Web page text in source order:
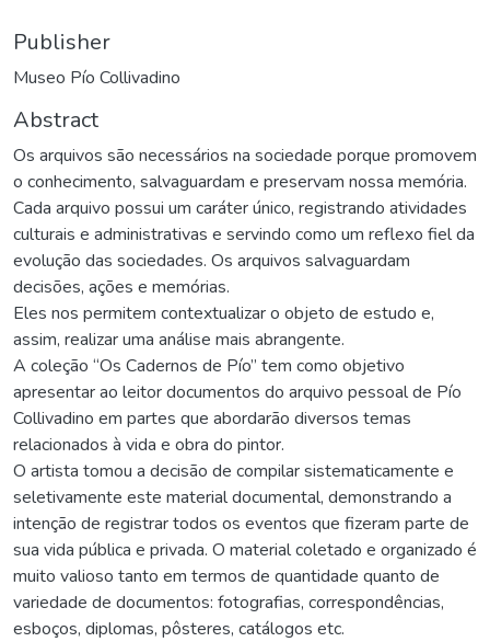
Publisher
Museo Pío Collivadino
Abstract
Os arquivos são necessários na sociedade porque promovem
o conhecimento, salvaguardam e preservam nossa memória.
Cada arquivo possui um caráter único, registrando atividades
culturais e administrativas e servindo como um reflexo fiel da
evolução das sociedades. Os arquivos salvaguardam
decisões, ações e memórias.
Eles nos permitem contextualizar o objeto de estudo e,
assim, realizar uma análise mais abrangente.
A coleção “Os Cadernos de Pío” tem como objetivo
apresentar ao leitor documentos do arquivo pessoal de Pío
Collivadino em partes que abordarão diversos temas
relacionados à vida e obra do pintor.
O artista tomou a decisão de compilar sistematicamente e
seletivamente este material documental, demonstrando a
intenção de registrar todos os eventos que fizeram parte de
sua vida pública e privada. O material coletado e organizado é
muito valioso tanto em termos de quantidade quanto de
variedade de documentos: fotografias, correspondências,
esboços, diplomas, pôsteres, catálogos etc.